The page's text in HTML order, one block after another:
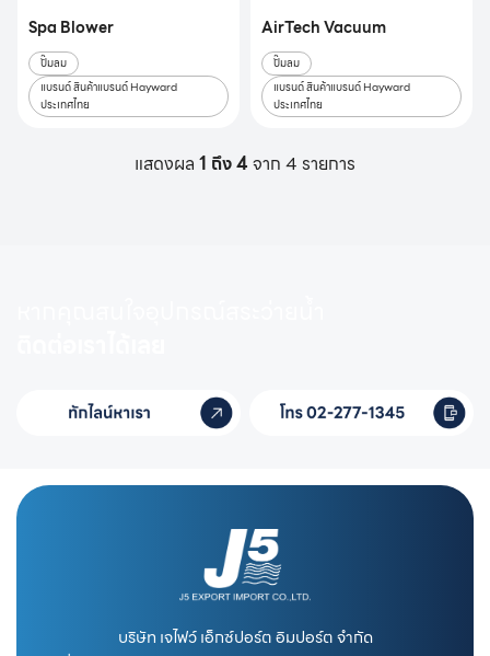
Spa Blower
ปั๊มลม
แบรนด์ สินค้าแบรนด์ Hayward
ประเทศไทย
AirTech Vacuum
ปั๊มลม
แบรนด์ สินค้าแบรนด์ Hayward
ประเทศไทย
แสดงผล 1 ถึง 4 จาก 4 รายการ
บริษัท เจไฟว์ เอ็กซ์ปอร์ต อิมปอร์ต จำกัด